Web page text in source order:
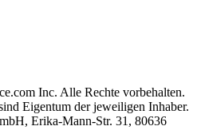
Inc. Alle Rechte vorbehalten.
Eigentum der jeweiligen Inhaber.
Erika-Mann-Str. 31, 80636